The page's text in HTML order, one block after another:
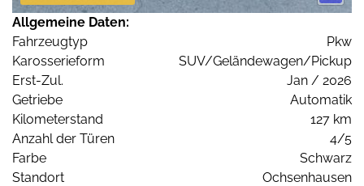
Allgemeine Daten:
Fahrzeugtyp
Pkw
Karosserieform
SUV/Geländewagen/Pickup
Erst-Zul.
Jan / 2026
Getriebe
Automatik
Kilometerstand
127 km
Anzahl der Türen
4/5
Farbe
Schwarz
Standort
Ochsenhausen